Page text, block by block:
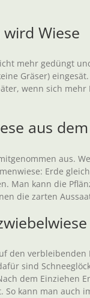
Wiese
mehr gedüngt
Gräser)
wenn sich
aus
aus.
Erde
Man kann die
die zarten
den
sind
dem Einziehen
kann man auch